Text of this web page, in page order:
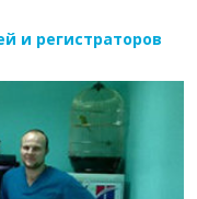
и регистраторов